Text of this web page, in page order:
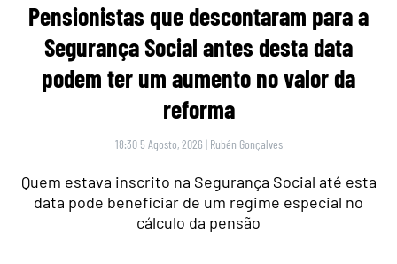
Pensionistas que descontaram para a
Segurança Social antes desta data
podem ter um aumento no valor da
reforma
18:30 5 Agosto, 2026 | Rubén Gonçalves
Quem estava inscrito na Segurança Social até esta
data pode beneficiar de um regime especial no
cálculo da pensão